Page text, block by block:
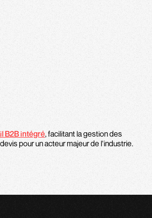
B2B intégré, facilitant la gestion des
pour un acteur majeur de l'industrie.